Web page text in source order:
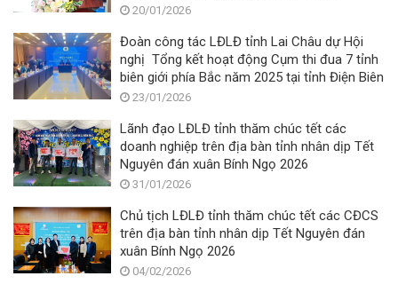
20/01/2026
Đoàn công tác LĐLĐ tỉnh Lai Châu dự Hội
nghị Tổng kết hoạt động Cụm thi đua 7 tỉnh
biên giới phía Bắc năm 2025 tại tỉnh Điện Biên
23/01/2026
Lãnh đạo LĐLĐ tỉnh thăm chúc tết các
doanh nghiệp trên địa bàn tỉnh nhân dịp Tết
Nguyên đán xuân Bính Ngọ 2026
31/01/2026
Chủ tịch LĐLĐ tỉnh thăm chúc tết các CĐCS
trên địa bàn tỉnh nhân dịp Tết Nguyên đán
xuân Bính Ngọ 2026
04/02/2026